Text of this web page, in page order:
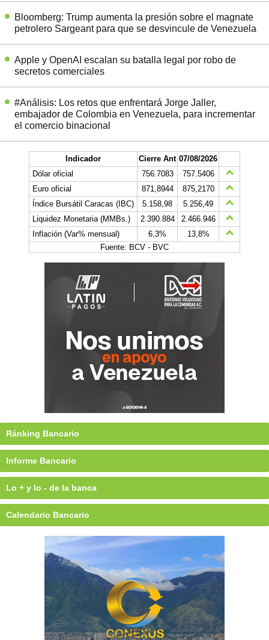
Bloomberg: Trump aumenta la presión sobre el magnate
petrolero Sargeant para que se desvincule de Venezuela
Apple y OpenAI escalan su batalla legal por robo de
secretos comerciales
#Análisis: Los retos que enfrentará Jorge Jaller,
embajador de Colombia en Venezuela, para incrementar
el comercio binacional
Indicador Cierre Ant 07/08/2026
Dólar oficial
756.7083
757.5406
Euro oficial
871,8944
875,2170
Índice Bursátil Caracas (IBC)
5.158,98
5.256,49
Liquidez Monetaria (MMBs.)
2.390.884
2.466.946
Inflación (Var% mensual)
6,3%
13,8%
Fuente: BCV - BVC
Ránking Bancario
Informe Bancario
Lo + y lo - de la banca
Calendario Bancario